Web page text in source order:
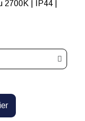
2700K | IP44 |